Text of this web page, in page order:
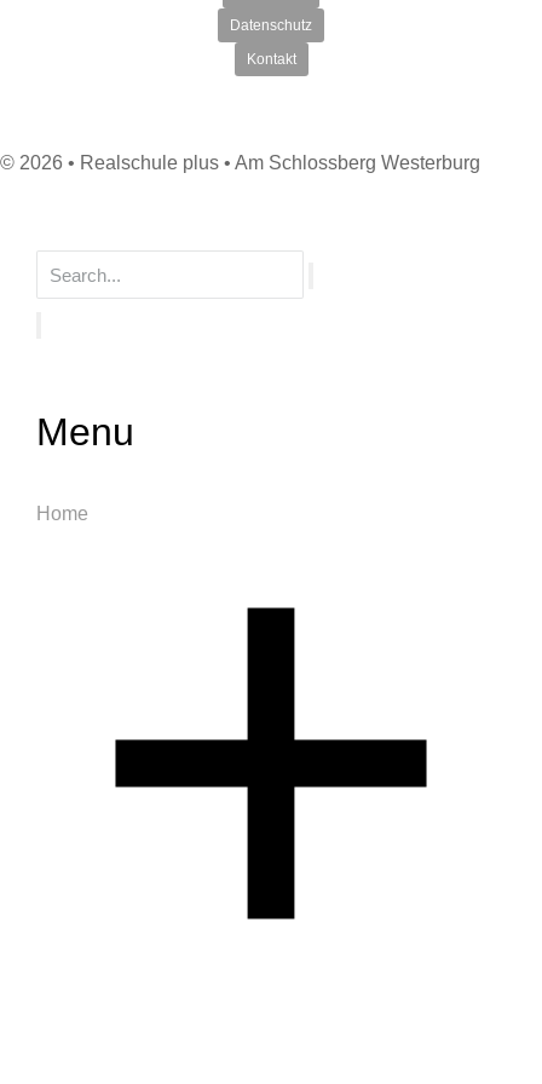
© 2026 • Realschule plus • Am Schlossberg Westerburg
Datenschutz
Kontakt
Menu
Home